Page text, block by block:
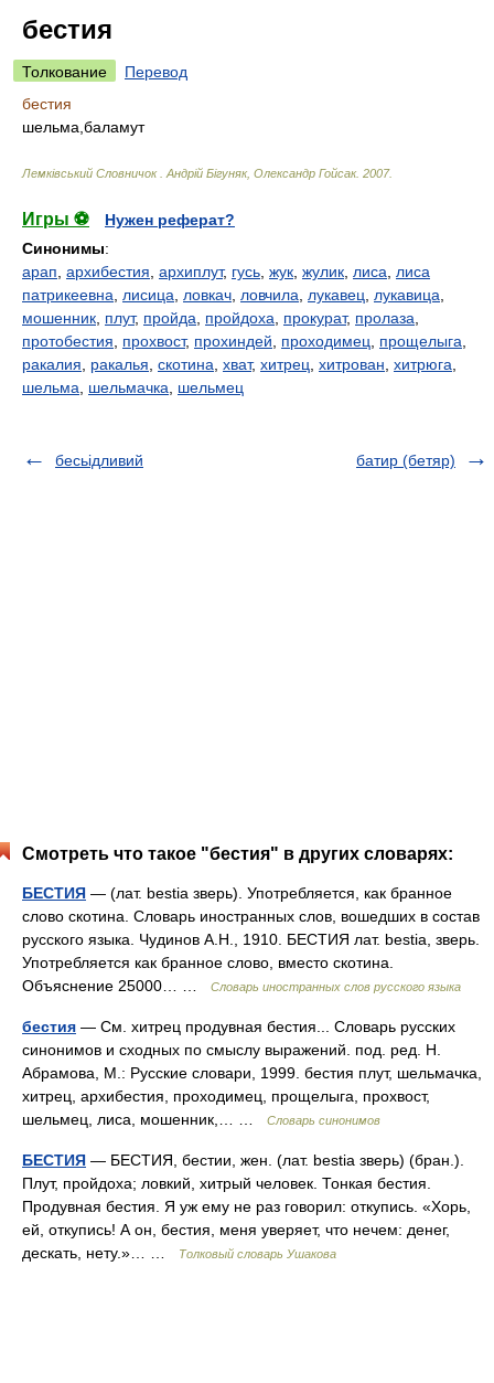
бестия
Толкование
Перевод
бестия
шельма,баламут
Лемківський Словничок Андрій Бігуняк, Олександр Гойсак. 2007.
Игры ⚽
Нужен реферат?
Синонимы:
арап архибестия архиплут, гусь жук жулик лиса
лиса
патрикеевна
лисица ловкач ловчила лукавец лукавица
мошенник плут, пройда пройдоха прокурат, пролаза
протобестия
прохвост, прохиндей проходимец прощелыга
ракалия
ракалья скотина хват, хитрец хитрован хитрюга
шельма
шельмачка шельмец
бесьідливий батир (бетяр)
Смотреть что такое "бестия" в других словарях:
БЕСТИЯ — (лат. bestia зверь). Употребляется, как бранное
слово скотина. Словарь иностранных слов, вошедших в состав
русского языка. Чудинов А.Н., 1910. БЕСТИЯ лат. bestia, зверь.
Употребляется как бранное слово, вместо скотина.
Объяснение 25000… …
Словарь иностранных слов русского языка
бестия — См. хитрец продувная бестия... Словарь русских
синонимов и сходных по смыслу выражений. под. ред. Н.
Абрамова, М.: Русские словари, 1999. бестия плут, шельмачка,
хитрец, архибестия, проходимец, прощелыга, прохвост,
шельмец, лиса, мошенник,… …
Словарь синонимов
БЕСТИЯ — БЕСТИЯ, бестии, жен. (лат. bestia зверь) (бран.).
Плут, пройдоха; ловкий, хитрый человек. Тонкая бестия.
Продувная бестия. Я уж ему не раз говорил: откупись. «Хорь,
ей, откупись! А он, бестия, меня уверяет, что нечем: денег,
дескать, нету.»… …
Толковый словарь Ушакова